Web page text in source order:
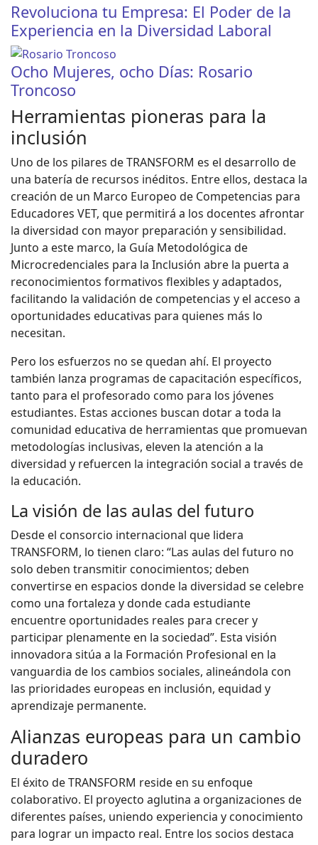
Revoluciona tu Empresa: El Poder de la
Experiencia en la Diversidad Laboral
Ocho Mujeres, ocho Días: Rosario
Troncoso
Herramientas pioneras para la
inclusión
Uno de los pilares de TRANSFORM es el desarrollo de
una batería de recursos inéditos. Entre ellos, destaca la
creación de un Marco Europeo de Competencias para
Educadores VET, que permitirá a los docentes afrontar
la diversidad con mayor preparación y sensibilidad.
Junto a este marco, la Guía Metodológica de
Microcredenciales para la Inclusión abre la puerta a
reconocimientos formativos flexibles y adaptados,
facilitando la validación de competencias y el acceso a
oportunidades educativas para quienes más lo
necesitan.
Pero los esfuerzos no se quedan ahí. El proyecto
también lanza programas de capacitación específicos,
tanto para el profesorado como para los jóvenes
estudiantes. Estas acciones buscan dotar a toda la
comunidad educativa de herramientas que promuevan
metodologías inclusivas, eleven la atención a la
diversidad y refuercen la integración social a través de
la educación.
La visión de las aulas del futuro
Desde el consorcio internacional que lidera
TRANSFORM, lo tienen claro: “Las aulas del futuro no
solo deben transmitir conocimientos; deben
convertirse en espacios donde la diversidad se celebre
como una fortaleza y donde cada estudiante
encuentre oportunidades reales para crecer y
participar plenamente en la sociedad”. Esta visión
innovadora sitúa a la Formación Profesional en la
vanguardia de los cambios sociales, alineándola con
las prioridades europeas en inclusión, equidad y
aprendizaje permanente.
Alianzas europeas para un cambio
duradero
El éxito de TRANSFORM reside en su enfoque
colaborativo. El proyecto aglutina a organizaciones de
diferentes países, uniendo experiencia y conocimiento
para lograr un impacto real. Entre los socios destaca